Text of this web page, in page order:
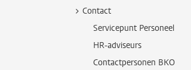
Contact
Servicepunt Personeel
HR-adviseurs
Contactpersonen BKO